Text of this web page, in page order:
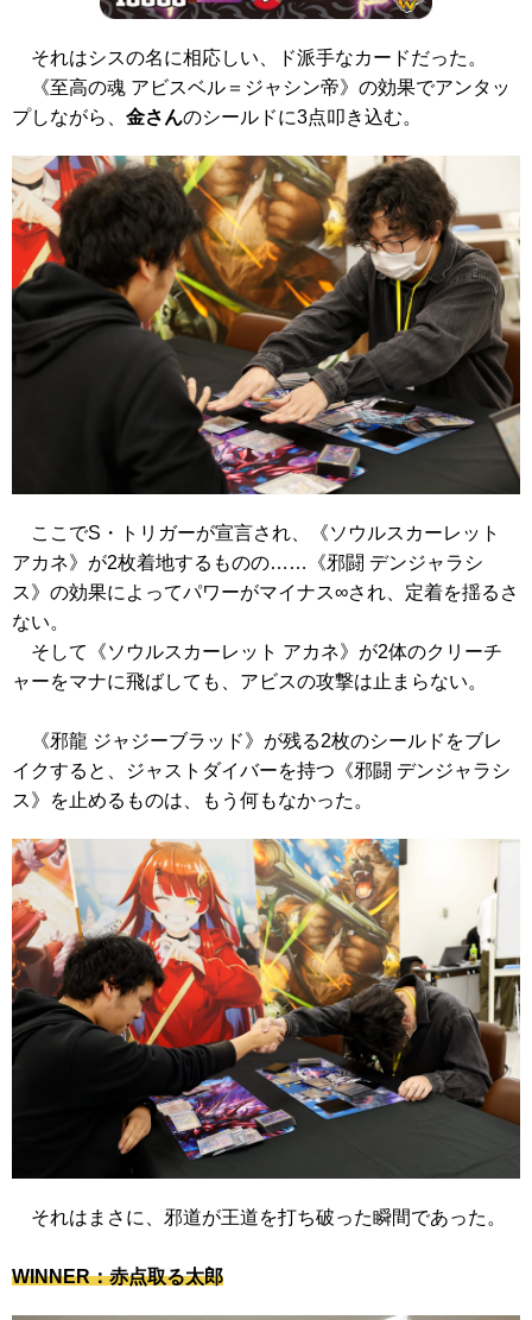
それはシスの名に相応しい、ド派手なカードだった。
《至高の魂 アビスベル＝ジャシン帝》 の効果でアンタッ
プしながら、 金さんのシールドに3点叩き込む。
ここでS・トリガーが宣言され、
《ソウルスカーレット
アカネ》 が2枚着地するものの……
《邪闘 デンジャラシ
ス》 の効果によってパワーがマイナス∞され、定着を揺るさ
ない。
そして
《ソウルスカーレット アカネ》 が2体のクリーチ
ャーをマナに飛ばしても、アビスの攻撃は止まらない。
《邪龍 ジャジーブラッド》 が残る2枚のシールドをブレ
イクすると、ジャストダイバーを持つ 《邪闘 デンジャラシ
ス》
を止めるものは、もう何もなかった。
それはまさに、邪道が王道を打ち破った瞬間であった。
WINNER：赤点取る太郎